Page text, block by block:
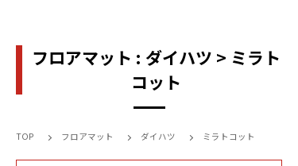
フロアマット : ダイハツ > ミラト
コット
TOP フロアマット ダイハツ ミラトコット